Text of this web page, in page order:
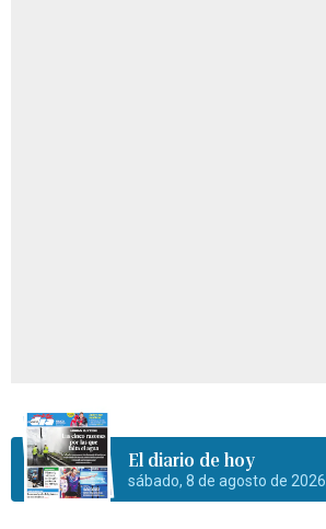
El diario de hoy
sábado, 8 de agosto de 2026